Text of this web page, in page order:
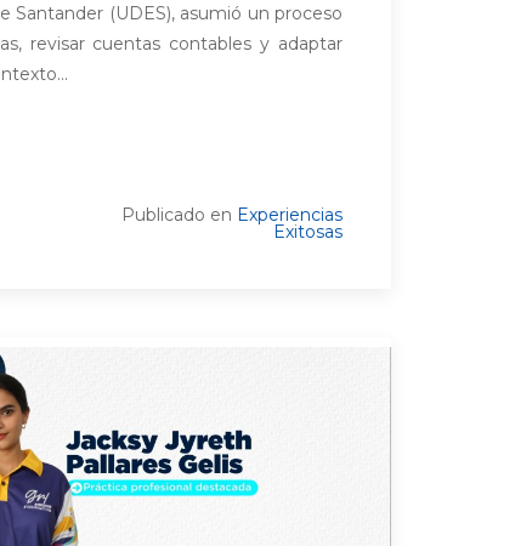
Santander (UDES), asumió un proceso
revisar cuentas contables y adaptar
Publicado en Experiencias
Exitosas